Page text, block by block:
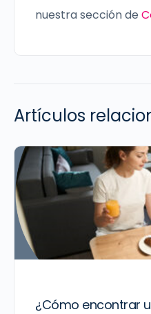
nuestra sección de
Artículos
¿Cómo encontrar